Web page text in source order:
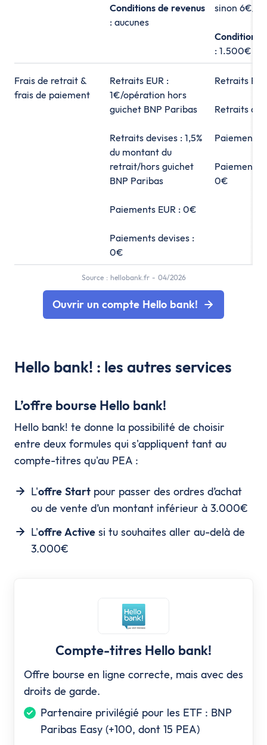
Conditions de revenus
: aucunes
sinon 6€/
Conditions
: 1.500€
Frais de retrait &
frais de paiement
Retraits EUR :
1€/opération hors
guichet BNP Paribas
Retraits devises : 1,5%
du montant du
retrait/hors guichet
BNP Paribas
Paiements EUR : 0€
Paiements devises :
0€
Retraits
Retraits
Paiements
Paiements
0€
Source : hellobank.fr - 04/2026
Ouvrir un compte Hello bank!
Hello bank! : les autres services
L’offre bourse Hello bank!
Hello bank! te donne la possibilité de choisir
entre deux formules qui s'appliquent tant au
compte-titres qu'au PEA :
L'offre Start pour passer des ordres d’achat
ou de vente d’un montant inférieur à 3.000€
L'offre Active si tu souhaites aller au-delà de
3.000€
Compte-titres Hello bank!
Offre bourse en ligne correcte, mais avec des
droits de garde.
Partenaire privilégié pour les ETF : BNP
Paribas Easy (+100, dont 15 PEA)